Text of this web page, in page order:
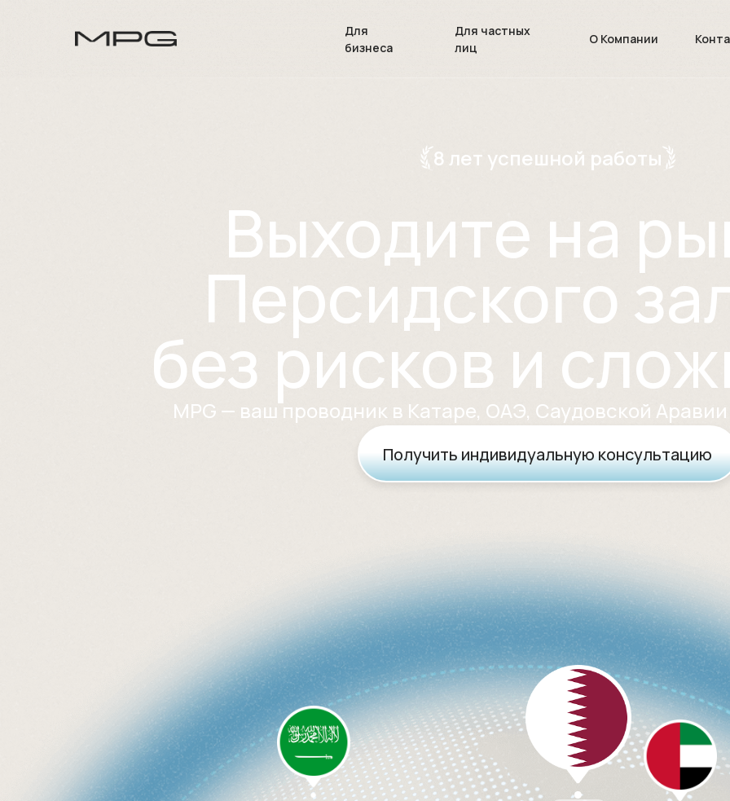
О Компании
Для частных
лиц
Для
бизнеса
Выходите на
Персидского
без рисков и
MPG — ваш проводник в Катаре, ОАЭ, Саудовской
Получить индивидуальную консультацию
8 лет успешной работы